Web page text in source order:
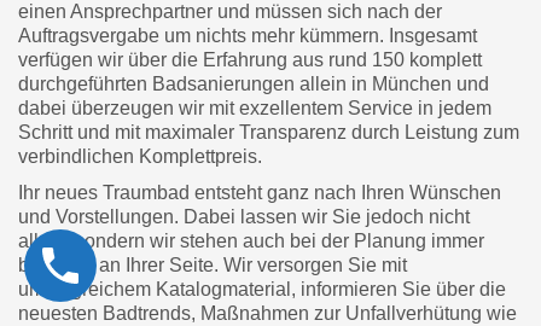
einen Ansprechpartner und müssen sich nach der
Auftragsvergabe um nichts mehr kümmern. Insgesamt
verfügen wir über die Erfahrung aus rund 150 komplett
durchgeführten Badsanierungen allein in München und
dabei überzeugen wir mit exzellentem Service in jedem
Schritt und mit maximaler Transparenz durch Leistung zum
verbindlichen Komplettpreis.
Ihr neues Traumbad entsteht ganz nach Ihren Wünschen
und Vorstellungen. Dabei lassen wir Sie jedoch nicht
allein, sondern wir stehen auch bei der Planung immer
beratend an Ihrer Seite. Wir versorgen Sie mit
umfangreichem Katalogmaterial, informieren Sie über die
neuesten Badtrends, Maßnahmen zur Unfallverhütung wie